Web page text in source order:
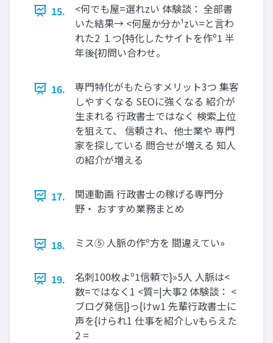
15.
<何でも屋=選れzい 体験談： 全部書
いた結果→ <何屋か分か¹zい=と⾔わ
れた2 １つ{特化したサイトを作º1 半
年後{初問い合わせ。
16.
専門特化がもたらすメリット3つ 集客
しやすくなる SEOに強くなる 紹介が
生まれる 行政書士ではなく 検索上位
を狙えて、 信頼され、他士業や 専門
家を探している 問合せが増える 知人
の紹介が増える
17.
関連動画 ⾏政書⼠の稼げる専⾨分
野‧ おすすめ業務まとめ
18. ミス⑤ ⼈脈の作º⽅を 間違えてい»
19.
名刺100枚よº1信頼で}»5⼈ ⼈脈は<
数=ではなく1 <質=|⼤事2 体験談： <
ブログ発信|}っ{けw1 先輩⾏政書⼠に
声を{けられ1 仕事を紹介しvもらえた
2 =